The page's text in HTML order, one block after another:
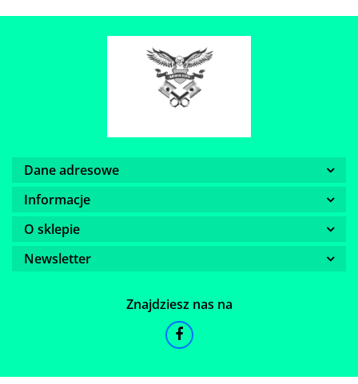
Dane adresowe
Informacje
O sklepie
Newsletter
Znajdziesz nas na